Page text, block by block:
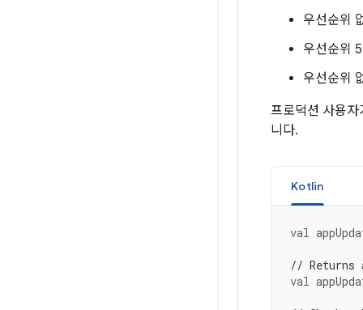
우선순위
우선순위
우선순위
프로덕션 사용
니다.
Kotlin
val
// Returns
val